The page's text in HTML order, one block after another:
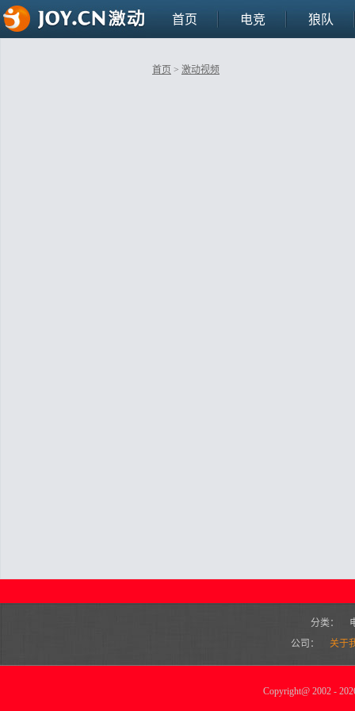
首页 电竞 狼队
首页 > 激动视频
分类：
公司：
关于
Copyright@2002 -